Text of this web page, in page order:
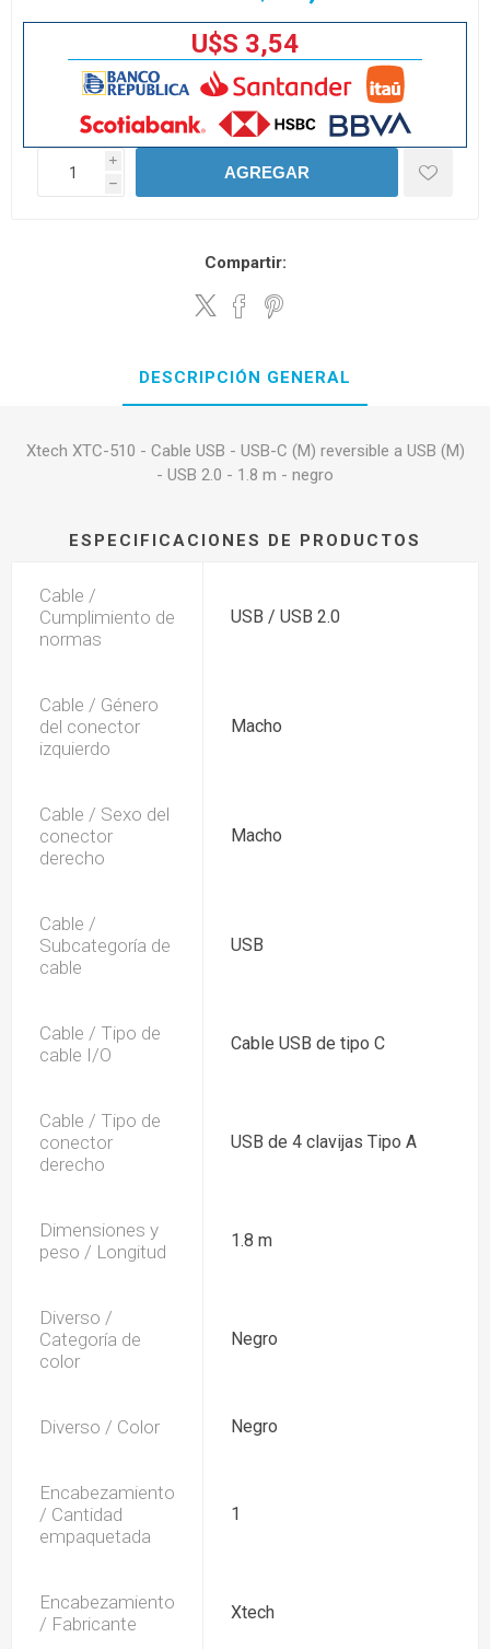
U$S 3,54
i
h
AGREGAR
Compartir:
DESCRIPCIÓN GENERAL
Xtech XTC-510 - Cable USB - USB-C (M) reversible a USB (M)
- USB 2.0 - 1.8 m - negro
ESPECIFICACIONES DE PRODUCTOS
Cable /
Cumplimiento de
normas
USB / USB 2.0
Cable / Género
del conector
izquierdo
Macho
Cable / Sexo del
conector
derecho
Macho
Cable /
Subcategoría de
cable
USB
Cable / Tipo de
cable I/O
Cable USB de tipo C
Cable / Tipo de
conector
derecho
USB de 4 clavijas Tipo A
Dimensiones y
peso / Longitud
1.8 m
Diverso /
Categoría de
color
Negro
Diverso / Color Negro
Encabezamiento
/ Cantidad
empaquetada
1
Encabezamiento
/ Fabricante
Xtech